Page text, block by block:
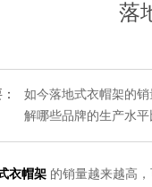
落
如今落地式衣帽架的
解哪些品牌的生产水
衣帽架 的销量越来越高